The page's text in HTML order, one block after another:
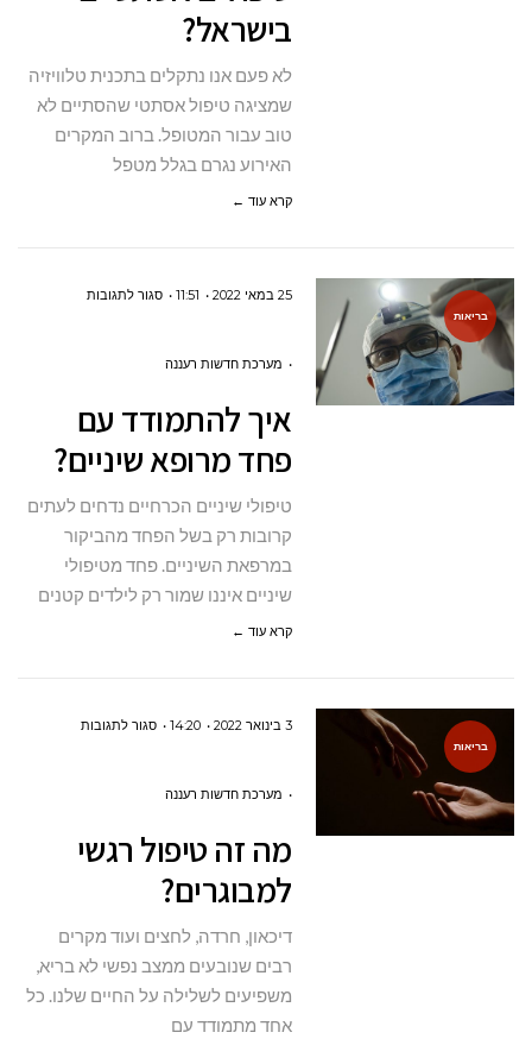
בישראל?
לא פעם אנו נתקלים בתכנית טלוויזיה
שמציגה טיפול אסתטי שהסתיים לא
טוב עבור המטופל. ברוב המקרים
האירוע נגרם בגלל מטפל
קרא עוד ←
בריאות
25 במאי 2022 11:51 סגור לתגובותעל
פחד
מרופא
מערכת חדשות רעננה
איך להתמודד עם
פחד מרופא שיניים?
טיפולי שיניים הכרחיים נדחים לעתים
קרובות רק בשל הפחד מהביקור
במרפאת השיניים. פחד מטיפולי
שיניים איננו שמור רק לילדים קטנים
קרא עוד ←
בריאות
3 בינואר 2022 14:20 סגור לתגובותעל
למבוגרים?
מערכת חדשות רעננה
מה זה טיפול רגשי
למבוגרים?
דיכאון, חרדה, לחצים ועוד מקרים
רבים שנובעים ממצב נפשי לא בריא,
משפיעים לשלילה על החיים שלנו. כל
אחד מתמודד עם